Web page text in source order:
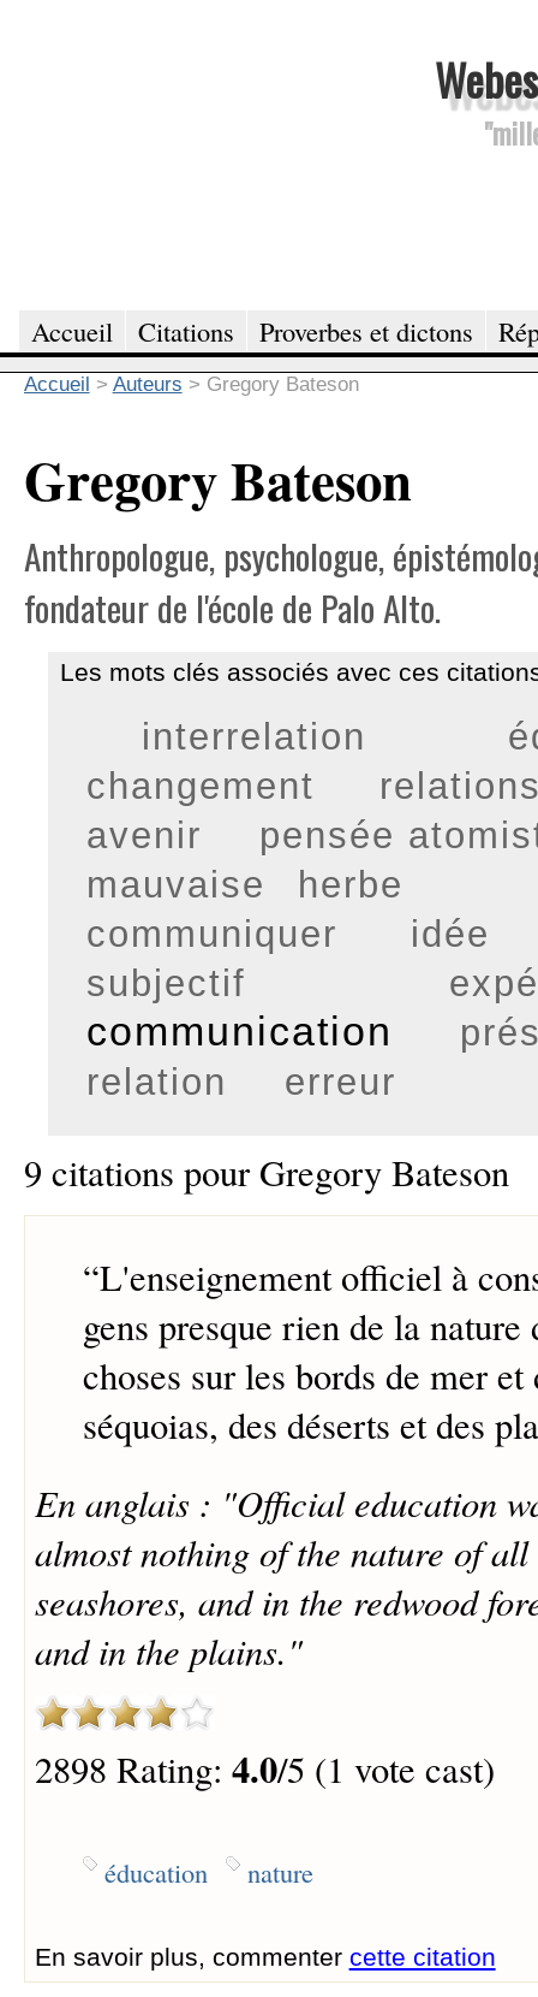
Accueil Citations Proverbes et dictons
Accueil > Auteurs > Gregory Bateson
Gregory Bateson
Anthropologue, psychologue,
fondateur de l'école de Palo Alto.
Les mots clés associés avec ces
interrelation
changement
avenir
pensée
mauvaise herbe
communiquer
idée
subjectif
communication
relation
erreur
9 citations pour Gregory Bateson
“L'enseignement officiel à
gens presque rien de la nature
choses sur les bords de mer et
séquoias, des déserts et des
En anglais : "Official education
almost nothing of the nature of
seashores, and in the redwood
and in the plains."
2898 Rating: 4.0/5 (1 vote cast)
éducation nature
En savoir plus, commenter cette citation